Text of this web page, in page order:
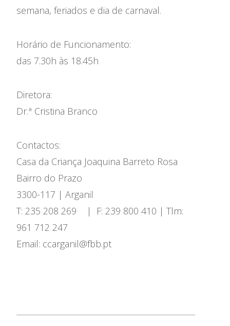
semana, feriados e dia de carnaval.
Horário de Funcionamento:
das 7.30h às 18.45h
Diretora:
Dr.ª Cristina Branco
Contactos:
Casa da Criança Joaquina Barreto Rosa
Bairro do Prazo
3300-117 | Arganil
T: 235 208 269
|
F: 239 800 410 | Tlm:
961 712 247
Email: ccarganil@fbb.pt